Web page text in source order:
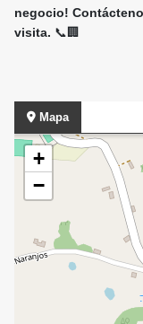
negocio!
visita. 📞🏢
Mapa
+
−